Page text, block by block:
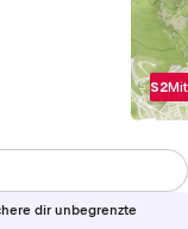
S2
dir unbegrenzte